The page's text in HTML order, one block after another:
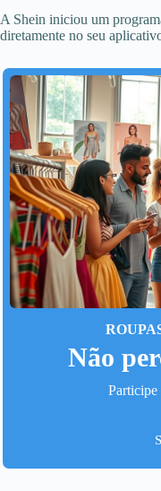
A Shein iniciou um
diretamente no seu
Não
Participe